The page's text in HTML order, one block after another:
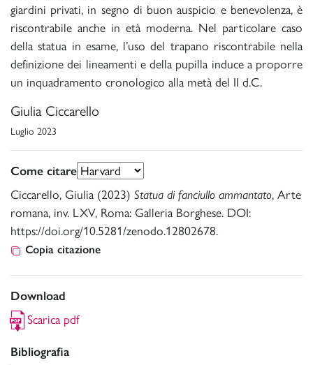
giardini privati, in segno di buon auspicio e benevolenza, è
riscontrabile anche in età moderna. Nel particolare caso
della statua in esame, l’uso del trapano riscontrabile nella
definizione dei lineamenti e della pupilla induce a proporre
un inquadramento cronologico alla metà del II d.C.
Giulia Ciccarello
Luglio 2023
Come citare
Ciccarello, Giulia (2023) Statua di fanciullo ammantato, Arte
romana, inv. LXV, Roma: Galleria Borghese. DOI:
https://doi.org/10.5281/zenodo.12802678.
Copia citazione
Download
Scarica pdf
Bibliografia